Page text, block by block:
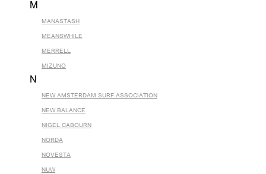
M
MANASTASH
MEANSWHILE
MERRELL
MIZUNO
N
NEW AMSTERDAM SURF ASSOCIATION
NEW BALANCE
NIGEL CABOURN
NORDA
NOVESTA
NUW